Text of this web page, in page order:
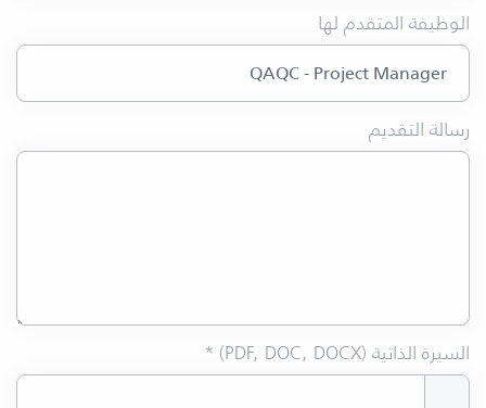
الوظيفة المتقدم لها
رسالة التقديم
السيرة الذاتية (PDF, DOC, DOCX) *